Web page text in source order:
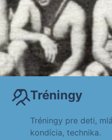
Tréningy
Tréningy pre deti,
kondícia, technika.